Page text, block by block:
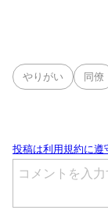
やりがい 同僚